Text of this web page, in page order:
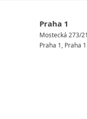
Praha 1
Mostecká 273/
Praha 1, Praha 1